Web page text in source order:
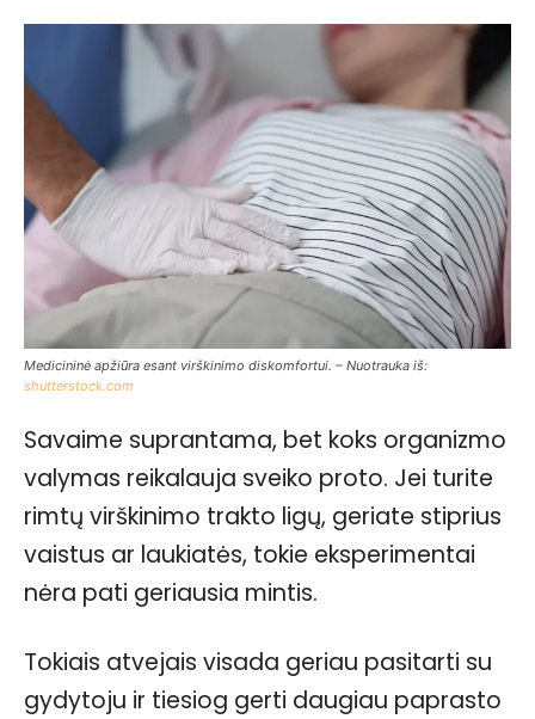
Medicininė apžiūra esant virškinimo diskomfortui. – Nuotrauka iš:
shutterstock.com
Savaime suprantama, bet koks organizmo
valymas reikalauja sveiko proto. Jei turite
rimtų virškinimo trakto ligų, geriate stiprius
vaistus ar laukiatės, tokie eksperimentai
nėra pati geriausia mintis.
Tokiais atvejais visada geriau pasitarti su
gydytoju ir tiesiog gerti daugiau paprasto